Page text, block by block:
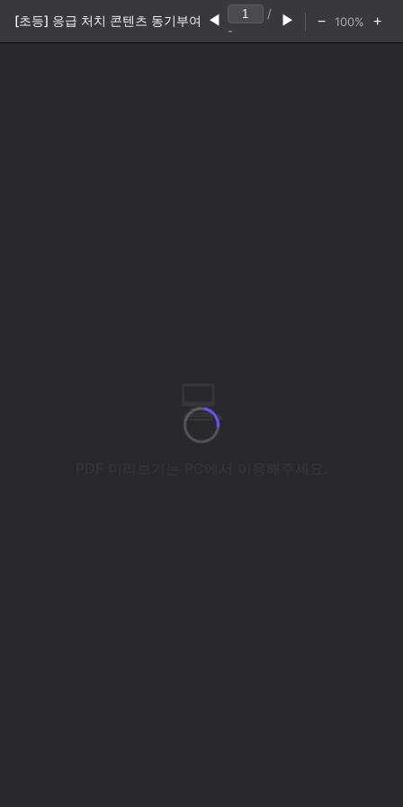
[초등] 응급 처치 콘텐츠 동기부여 ◀
/
-
▶ − 100% +
💻